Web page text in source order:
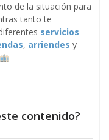
de la situación para
tanto te
servicios
, arriendes y
contenido?